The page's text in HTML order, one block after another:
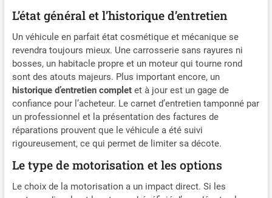
L’état général et l’historique d’entretien
Un véhicule en parfait état cosmétique et mécanique se
revendra toujours mieux. Une carrosserie sans rayures ni
bosses, un habitacle propre et un moteur qui tourne rond
sont des atouts majeurs. Plus important encore, un
historique d’entretien completet à jour est un gage de
confiance pour l’acheteur. Le carnet d’entretien tamponné par
un professionnel et la présentation des factures de
réparations prouvent que le véhicule a été suivi
rigoureusement, ce qui permet de limiter sa décote.
Le type de motorisation et les options
Le choix de la motorisation a un impact direct. Si les